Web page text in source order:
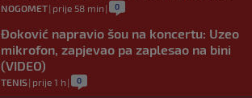
NOGOMET| prije 58 min | 0
Đoković napravio šou na koncertu: Uzeo
mikrofon, zapjevao pa zaplesao na bini
(VIDEO)
TENIS| prije 1 h | 0